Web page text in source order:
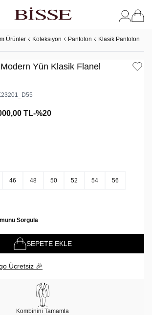
Ürünler Koleksiyon Pantolon Klasik Pantolon
Yün Klasik Flanel
TL-%20
46 48 50 52 54 56
Sorgula
SEPETE EKLE
Ücretsiz 🎉
Kombinini Tamamla